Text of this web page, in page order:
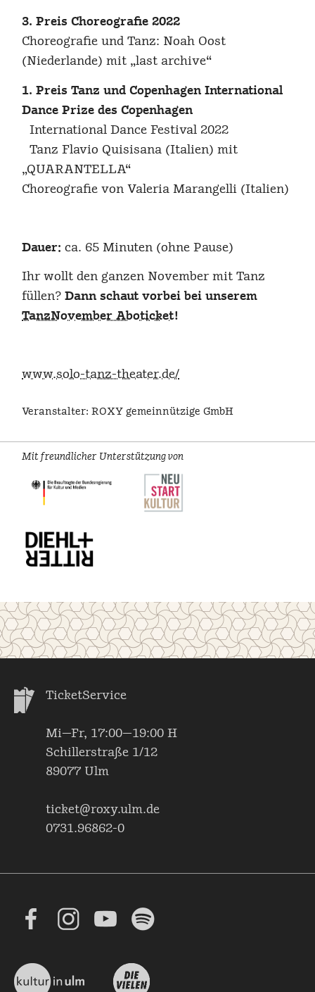
3. Preis Choreografie 2022
Choreografie und Tanz: Noah Oost
(Niederlande) mit „last archive“
1. Preis Tanz und Copenhagen International
Dance Prize des Copenhagen
International Dance Festival 2022
Tanz Flavio Quisisana (Italien) mit
„QUARANTELLA“
Choreografie von Valeria Marangelli (Italien)
Dauer: ca. 65 Minuten (ohne Pause)
Ihr wollt den ganzen November mit Tanz
füllen?Dann schaut vorbei bei unserem
TanzNovember Aboticket!
www.solo-tanz-theater.de/
Veranstalter: ROXY gemeinnützige GmbH
Mit freundlicher Unterstützung von
TicketService
Mi—Fr, 17:00—19:00 H
Schillerstraße 1/12
89077 Ulm
ticket@roxy.ulm.de
0731.96862-0